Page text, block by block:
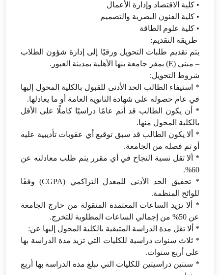
• كلية الاقتصاد وإدارة الأعمال
• كلية الفنون البصرية والتصميم
• كلية علوم الطاقة
طريقة التقديم:
يتم تقديم طلبات التحويل ورقيًا إلى إدارة شؤون الطلاب
– مبنى (E) بمقر جامعة بنها الأهلية بمدينة العبور.
شروط التحويل:
* استيفاء الطالب الحد الأدنى للقبول بالكلية المحول إليها
في عام حصوله على شهادة الثانوية العامة أو ما يعادلها.
* أن يكون الطالب قد أتم عامًا دراسيًا كاملًا على الأقل
بالكلية المحول منها.
* ألا يكون الطالب قد سبق توقيع أي عقوبات تأديبية عليه
أو تم فصله من الجامعة.⁠
* ألا تقل نسبة النجاح في أي مقرر يتم طلب معادلته عن
60%.
* تحقيق الحد الأدنى للمعدل التراكمي (CGPA) وفقًا
للوائح المنظمة.
* ألا تزيد الساعات المعتمدة المنقولة من خارج الجامعة
عن 50% من إجمالي الساعات المطلوبة للتخرج.
* ألا تقل مدة الدراسة المتبقية بالكلية المحول إليها عن:
* ثلاث سنوات دراسية للكليات التي تزيد مدة الدراسة بها
على أربع سنوات.
* سنتين دراسيتين للكليات التي تبلغ مدة الدراسة بها أربع